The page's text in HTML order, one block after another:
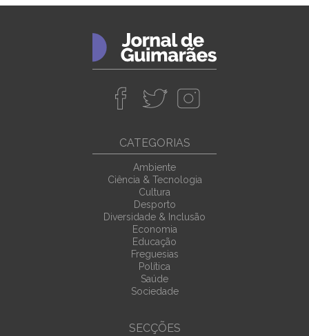
CATEGORIAS
Ambiente
Ciência & Tecnologia
Cultura
Desporto
Diversidade & Inclusão
Economia
Educação
Freguesias
Política
Saúde
Sociedade
SECÇÕES